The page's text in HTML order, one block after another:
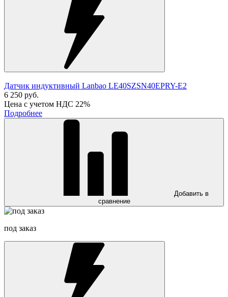
Датчик индуктивный Lanbao LE40SZSN40EPRY-E2
6 250 руб.
Цена с учетом НДС 22%
Подробнее
Добавить в
сравнение
под заказ